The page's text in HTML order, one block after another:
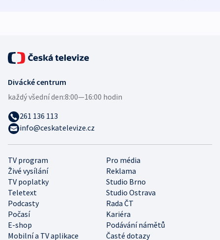
TV program
Pro média
Živé vysílání
Reklama
TV poplatky
Studio Brno
Teletext
Studio Ostrava
Podcasty
Rada ČT
Počasí
Kariéra
E-shop
Podávání námětů
Mobilní a TV aplikace
Časté dotazy
Divácké centrum
každý všední den:8:00—16:00 hodin
261 136 113
info@ceskatelevize.cz